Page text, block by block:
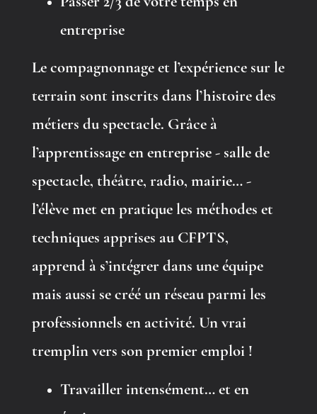
entreprise
Le compagnonnage et l’expérience sur le
terrain sont inscrits dans l’histoire des
métiers du spectacle. Grâce à
l’apprentissage en entreprise - salle de
spectacle, théâtre, radio, mairie… -
l’élève met en pratique les méthodes et
techniques apprises au CFPTS,
apprend à s’intégrer dans une équipe
mais aussi se créé un réseau parmi les
professionnels en activité. Un vrai
tremplin vers son premier emploi !
Travailler intensément… et en